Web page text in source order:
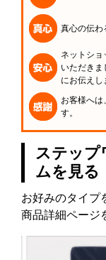
真心の伝わ
ネットショ
いただきま
にお伝えし
お客様へは
す。
ステップ
ムを見る
お好みのタイプ
商品詳細ページ